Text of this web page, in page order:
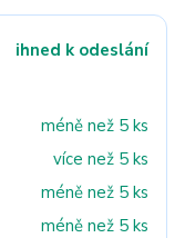
ihned k odeslání
méně než 5 ks
více než 5 ks
méně než 5 ks
méně než 5 ks